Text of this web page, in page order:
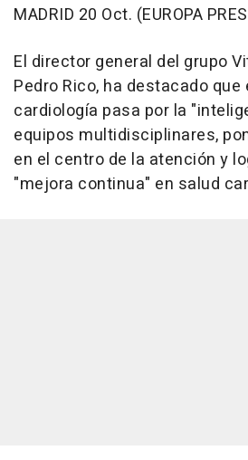
MADRID 20 Oct. (EUROPA
El director general del grupo
Pedro Rico, ha destacado
cardiología pasa por la
equipos multidisciplinares,
en el centro de la atención y
"mejora continua" en salud